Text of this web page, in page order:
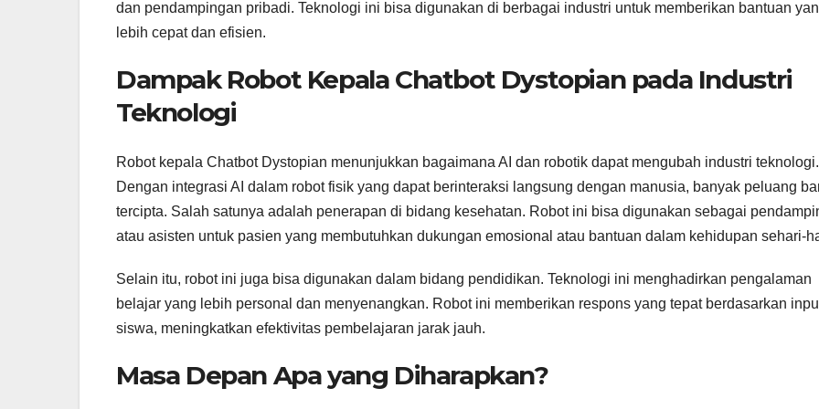
dan pendampingan pribadi. Teknologi ini bisa digunakan di berbagai industri untuk memberikan bantuan
lebih cepat dan efisien.
Dampak Robot Kepala Chatbot Dystopian pada Industri
Teknologi
Robot kepala Chatbot Dystopian menunjukkan bagaimana AI dan robotik dapat mengubah industri teknologi.
Dengan integrasi AI dalam robot fisik yang dapat berinteraksi langsung dengan manusia, banyak peluang
tercipta. Salah satunya adalah penerapan di bidang kesehatan. Robot ini bisa digunakan sebagai
atau asisten untuk pasien yang membutuhkan dukungan emosional atau bantuan dalam kehidupan sehari-
Selain itu, robot ini juga bisa digunakan dalam bidang pendidikan. Teknologi ini menghadirkan pengalaman
belajar yang lebih personal dan menyenangkan. Robot ini memberikan respons yang tepat berdasarkan
siswa, meningkatkan efektivitas pembelajaran jarak jauh.
Masa Depan Apa yang Diharapkan?